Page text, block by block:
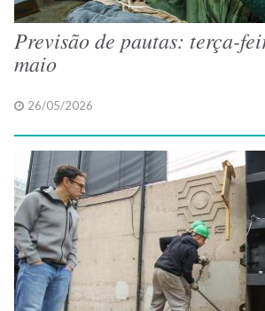
Previsão de pautas: terça-
maio
26/05/2026